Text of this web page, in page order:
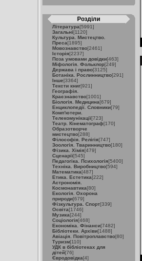
Розділи
Література[5991]
Загальні[1120]
Культура. Мистецтво.
Преса[1895]
Мовознавство[2461]
Історія[2237]
Поза умовами довідки[463]
Міфологія. Фольклор[249]
Держава і право[3125]
Ботаніка. Рослинництво[291]
Інше[3364]
Тексти книг[921]
Географія.
Краєзнавство[1001]
Біологія. Медицина[679]
Енциклопедії. Словники[79]
Комп'ютери.
Телекомунікації[723]
Театр. Кінематограф[170]
Образотворче
мистецтво[288]
Філософія. Релігія[747]
Зоологія. Тваринництво[180]
Фізика. Хімія[479]
Сценарії[545]
Педагогіка. Психологія[5400]
Техніка. Виробництво[594]
Математика[487]
Етика. Естетика[222]
Астрономія.
Космонавтика[80]
Екологія. Охорона
природи[679]
Фізкультура. Спорт[339]
Освіта[1746]
Музика[244]
Соціологія[468]
Економіка. Фінанси[7482]
Бібліотеки. Архіви[1488]
Авіація. Повітроплавство[80]
Туризм[110]
УДК в бібліотеках для
дітей[76]
Євродовідка[4]